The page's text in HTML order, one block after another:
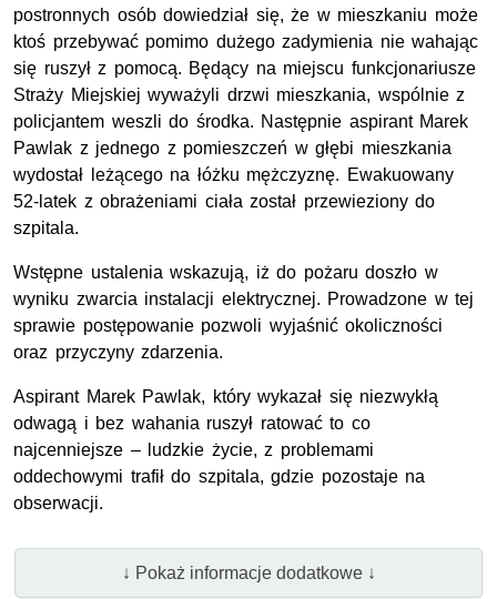
postronnych osób dowiedział się, że w mieszkaniu może
ktoś przebywać pomimo dużego zadymienia nie wahając
się ruszył z pomocą. Będący na miejscu funkcjonariusze
Straży Miejskiej wyważyli drzwi mieszkania, wspólnie z
policjantem weszli do środka. Następnie aspirant Marek
Pawlak z jednego z pomieszczeń w głębi mieszkania
wydostał leżącego na łóżku mężczyznę. Ewakuowany
52-latek z obrażeniami ciała został przewieziony do
szpitala.
Wstępne ustalenia wskazują, iż do pożaru doszło w
wyniku zwarcia instalacji elektrycznej. Prowadzone w tej
sprawie postępowanie pozwoli wyjaśnić okoliczności
oraz przyczyny zdarzenia.
Aspirant Marek Pawlak, który wykazał się niezwykłą
odwagą i bez wahania ruszył ratować to co
najcenniejsze – ludzkie życie, z problemami
oddechowymi trafił do szpitala, gdzie pozostaje na
obserwacji.
↓ Pokaż informacje dodatkowe ↓